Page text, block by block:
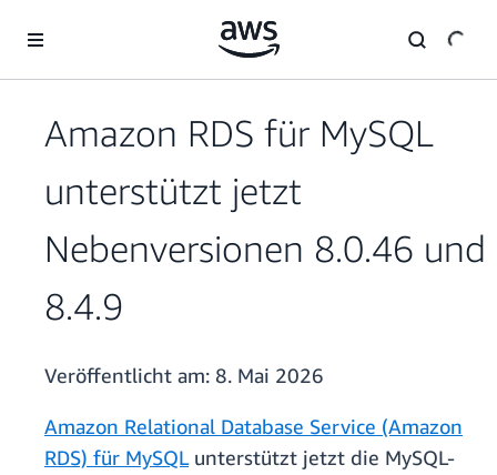
Überspringen zum Hauptinhalt
Amazon RDS für MySQL
unterstützt jetzt
Nebenversionen 8.0.46 und
8.4.9
Veröffentlicht am: 8. Mai 2026
Amazon Relational Database Service (Amazon
RDS) für MySQLunterstützt jetzt die MySQL-